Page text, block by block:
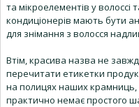
та мікроелементів у волоссі
кондиціонерів мають бути
для знімання з волосся
Втім, красива назва не
перечитати етикетки
на полицях наших крамниць,
практично немає простого